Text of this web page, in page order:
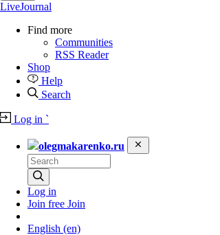
LiveJournal
Find more
Communities
RSS Reader
Shop
Help
Search
Log in `
olegmakarenko.ru
Log in
Join free Join
English (en)